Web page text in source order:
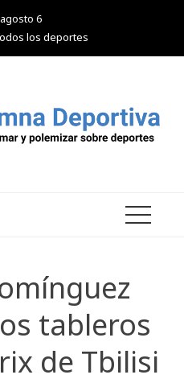
6
los deportes
tableros
de Tbilisi